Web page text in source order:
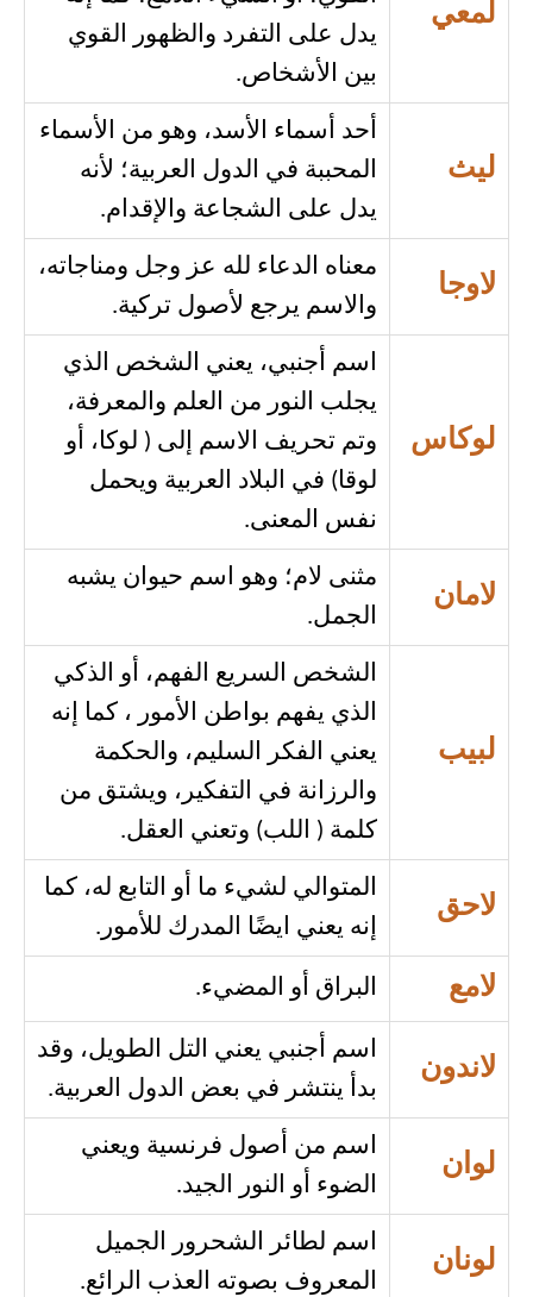
لمعي
يدل على التفرد والظهور القوي
بين الأشخاص.
ليث
أحد أسماء الأسد، وهو من الأسماء
المحببة في الدول العربية؛ لأنه
يدل على الشجاعة والإقدام.
لاوجا
معناه الدعاء لله عز وجل ومناجاته،
والاسم يرجع لأصول تركية.
لوكاس
اسم أجنبي، يعني الشخص الذي
يجلب النور من العلم والمعرفة،
وتم تحريف الاسم إلى ( لوكا، أو
لوقا) في البلاد العربية ويحمل
نفس المعنى.
لامان
مثنى لام؛ وهو اسم حيوان يشبه
الجمل.
لبيب
الشخص السريع الفهم، أو الذكي
الذي يفهم بواطن الأمور ، كما إنه
يعني الفكر السليم، والحكمة
والرزانة في التفكير، ويشتق من
كلمة ( اللب) وتعني العقل.
لاحق
المتوالي لشيء ما أو التابع له، كما
إنه يعني ايضًا المدرك للأمور.
لامع البراق أو المضيء.
لاندون
اسم أجنبي يعني التل الطويل، وقد
بدأ ينتشر في بعض الدول العربية.
لوان
اسم من أصول فرنسية ويعني
الضوء أو النور الجيد.
لونان
اسم لطائر الشحرور الجميل
المعروف بصوته العذب الرائع.